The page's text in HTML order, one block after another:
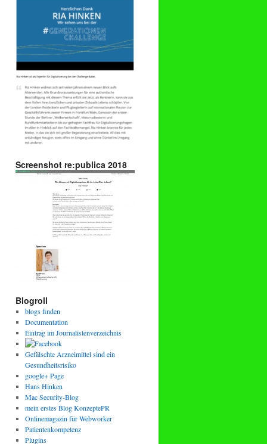
Screenshot re:publica 2018
Blogroll
blogs finden
Documentation
Eintrag im Journalistenverzeichnis
Gefälschte Arzneimittel sind ein
Gesundheitsrisiko
google+ Page
Hans Hinken
Mac Security-Blog
mein erstes Blog KonzeptePR
Onlinemagazin für Webworker
Patientenkompetenz
Plugins